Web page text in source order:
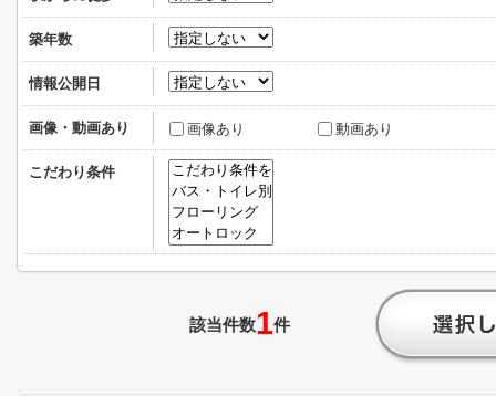
築年数
情報公開日
画像・動画あり 画像あり 動画あり
こだわり条件
該当件数1件